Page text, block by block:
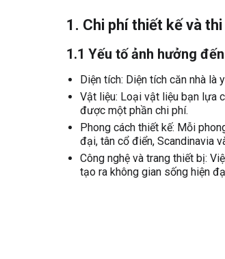
1. Chi phí thiết kế và
1.1 Yếu tố ảnh hưởng
Diện tích: Diện tích căn nhà
Vật liệu: Loại vật liệu bạn lựa
được một phần chi phí.
Phong cách thiết kế: Mỗi
đại, tân cổ điển, Scandinavia
Công nghệ và trang thiết bị:
tạo ra không gian sống hiện